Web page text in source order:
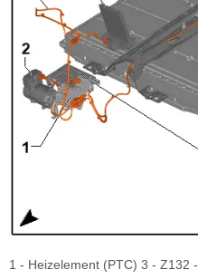
1 - Heizelement (PTC) 3 - Z132 -